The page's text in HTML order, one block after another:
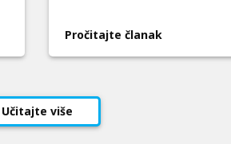
Pročitajte članak
Učitajte više